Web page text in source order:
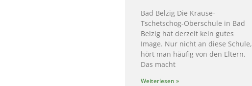
Bad Belzig Die Krause-
Tschetschog-Oberschule in Bad
Belzig hat derzeit kein gutes
Image. Nur nicht an diese Schule,
hört man häufig von den Eltern.
Das macht
Weiterlesen »